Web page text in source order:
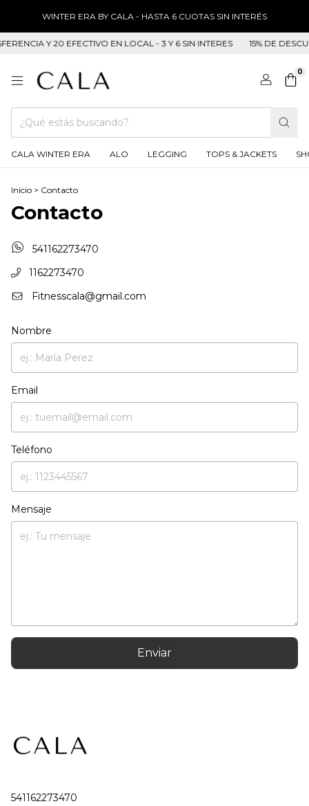
WINTER ERA BY CALA - HASTA 6 CUOTAS SIN INTERÉS
Y 20 EFECTIVO EN LOCAL - 3 Y 6 SIN INTERES 15% DE
0
CALA WINTER ERA ALO LEGGING TOPS & JACKETS
Inicio > Contacto
Contacto
541162273470
1162273470
Fitnesscala@gmail.com
Nombre
Email
Teléfono
Mensaje
Enviar
541162273470